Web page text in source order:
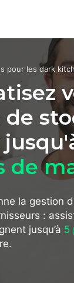
pour les dark
de
la gestion
:
jusqu’à 5